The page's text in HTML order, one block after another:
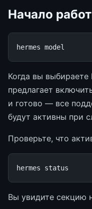
Начало
hermes model
Когда вы
предлагает
и готово — все
будут активны при
Проверьте, что
hermes
Вы увидите секцию